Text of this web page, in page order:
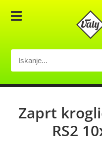
Zaprt
RS2